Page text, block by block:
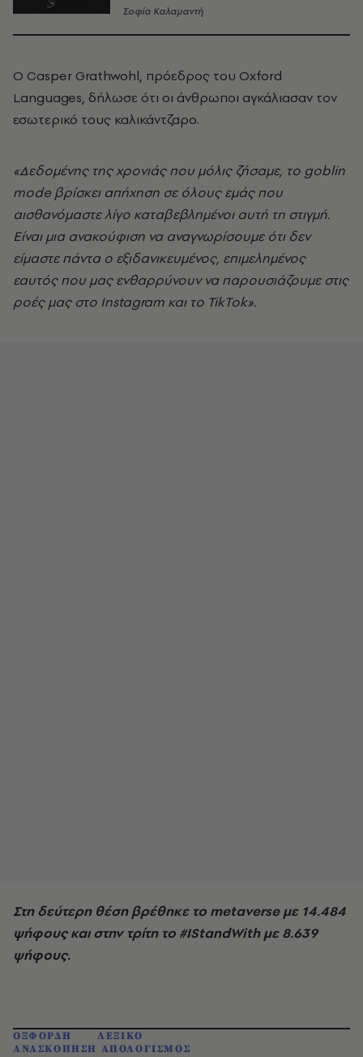
Σοφία Καλαμαντή
Ο Casper Grathwohl, πρόεδρος του Oxford
Languages, δήλωσε ότι οι άνθρωποι αγκάλιασαν τον
εσωτερικό τους καλικάντζαρο.
«Δεδομένης της χρονιάς που μόλις ζήσαμε, το goblin
mode βρίσκει απήχηση σε όλους εμάς που
αισθανόμαστε λίγο καταβεβλημένοι αυτή τη στιγμή.
Είναι μια ανακούφιση να αναγνωρίσουμε ότι δεν
είμαστε πάντα ο εξιδανικευμένος, επιμελημένος
εαυτός που μας ενθαρρύνουν να παρουσιάζουμε στις
ροές μας στο Instagram και το TikTok».
Στη δεύτερη θέση βρέθηκε το metaverse με 14.484
ψήφους και στην τρίτη το #IStandWith με 8.639
ψήφους.
ΟΞΦΟΡΔΗ
ΛΕΞΙΚΟ
ΑΝΑΣΚΟΠΗΣΗ ΑΠΟΛΟΓΙΣΜΟΣ